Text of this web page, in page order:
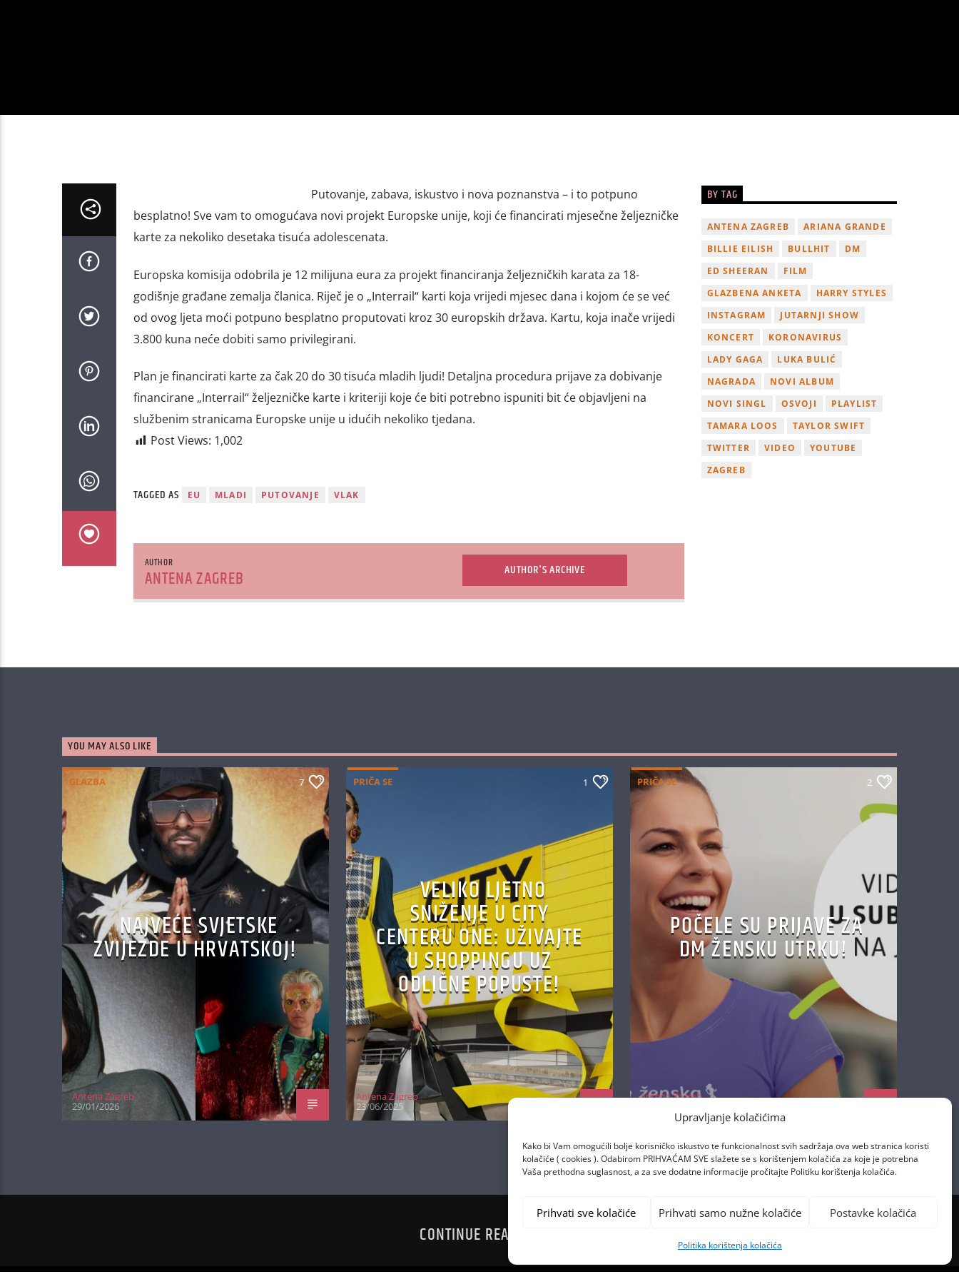
Upravljanje kolačićima
Kako bi Vam omogućili bolje korisničko iskustvo te funkcionalnost svih sadržaja ova web stranica koristi
kolačiće ( cookies ). Odabirom PRIHVAĆAM SVE slažete se s korištenjem kolačića za koje je potrebna
Vaša prethodna suglasnost, a za sve dodatne informacije pročitajte Politiku korištenja kolačića.
Prihvati sve kolačiće Prihvati samo nužne kolačiće Postavke kolačića
Politika korištenja kolačića
Putovanje, zabava, iskustvo i nova poznanstva – i to potpuno
besplatno! Sve vam to omogućava novi projekt Europske unije, koji će financirati mjesečne željezničke
karte za nekoliko desetaka tisuća adolescenata.
Europska komisija odobrila je 12 milijuna eura za projekt financiranja željezničkih karata za 18-
godišnje građane zemalja članica. Riječ je o „Interrail“ karti koja vrijedi mjesec dana i kojom će se već
od ovog ljeta moći potpuno besplatno proputovati kroz 30 europskih država. Kartu, koja inače vrijedi
3.800 kuna neće dobiti samo privilegirani.
Plan je financirati karte za čak 20 do 30 tisuća mladih ljudi! Detaljna procedura prijave za dobivanje
financirane „Interrail“ željezničke karte i kriteriji koje će biti potrebno ispuniti bit će objavljeni na
službenim stranicama Europske unije u idućih nekoliko tjedana.
Post Views: 1,002
TAGGED AS EU MLADI PUTOVANJE VLAK
AUTHOR
ANTENA ZAGREB AUTHOR'S ARCHIVE
BY TAG
ANTENA ZAGREB
ARIANA GRANDE
BILLIE EILISH
BULLHIT
DM
ED SHEERAN
FILM
GLAZBENA ANKETA
HARRY STYLES
INSTAGRAM
JUTARNJI SHOW
KONCERT
KORONAVIRUS
LADY GAGA
LUKA BULIĆ
NAGRADA
NOVI ALBUM
NOVI SINGL
OSVOJI
PLAYLIST
TAMARA LOOS
TAYLOR SWIFT
TWITTER
VIDEO
YOUTUBE
ZAGREB
YOU MAY ALSO LIKE
GLAZBA 7
NAJVEĆE SVJETSKE
ZVIJEZDE U HRVATSKOJ!
Antena Zagreb
29/01/2026
PRIČA SE 1
VELIKO LJETNO
SNIŽENJE U CITY
CENTERU ONE: UŽIVAJTE
U SHOPPINGU UZ
ODLIČNE POPUSTE!
Antena Zagreb
23/06/2025
PRIČA SE 2
POČELE SU PRIJAVE ZA
DM ŽENSKU UTRKU!
Antena Zagreb
CONTINUE READING